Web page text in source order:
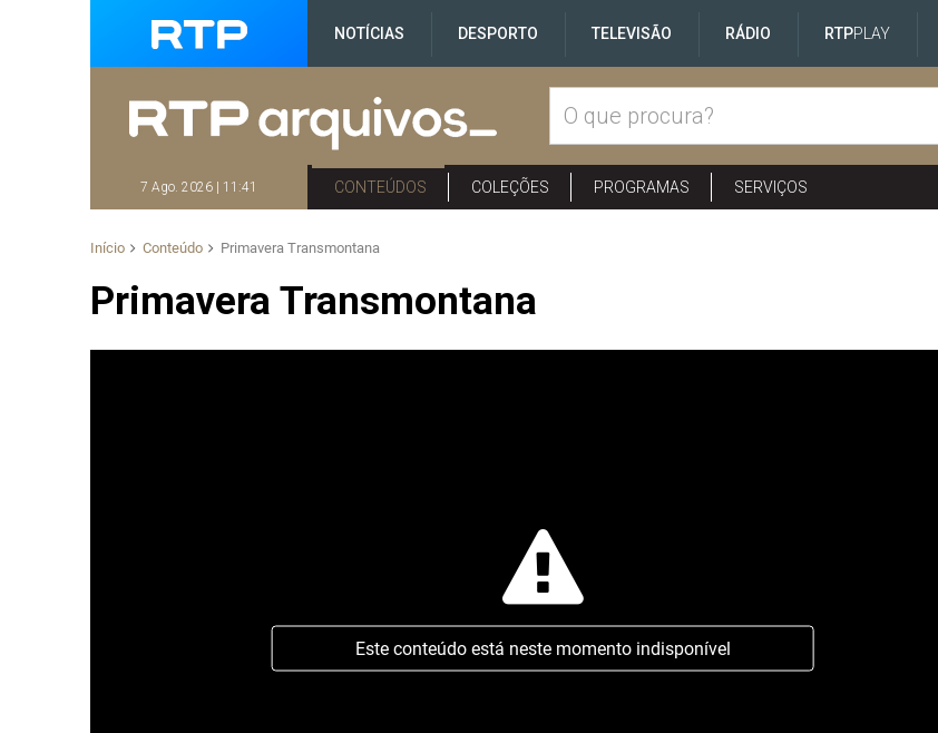
NOTÍCIAS DESPORTO TELEVISÃO RÁDIO RTPPLAY
7 Ago. 2026 | 11:41 CONTEÚDOS COLEÇÕES PROGRAMAS SERVIÇOS
Início Conteúdo Primavera Transmontana
Primavera Transmontana
Este conteúdo está neste momento indisponível